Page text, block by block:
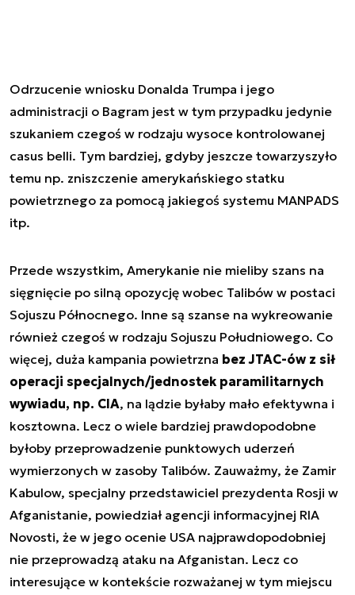
Odrzucenie wniosku Donalda Trumpa i jego
administracji o Bagram jest w tym przypadku jedynie
szukaniem czegoś w rodzaju wysoce kontrolowanej
casus belli. Tym bardziej, gdyby jeszcze towarzyszyło
temu np. zniszczenie amerykańskiego statku
powietrznego za pomocą jakiegoś systemu MANPADS
itp.
Przede wszystkim, Amerykanie nie mieliby szans na
sięgnięcie po silną opozycję wobec Talibów w postaci
Sojuszu Północnego. Inne są szanse na wykreowanie
również czegoś w rodzaju Sojuszu Południowego. Co
więcej, duża kampania powietrzna bez JTAC-ów z sił
operacji specjalnych/jednostek paramilitarnych
wywiadu, np. CIA, na lądzie byłaby mało efektywna i
kosztowna. Lecz o wiele bardziej prawdopodobne
byłoby przeprowadzenie punktowych uderzeń
wymierzonych w zasoby Talibów. Zauważmy, że Zamir
Kabulow, specjalny przedstawiciel prezydenta Rosji w
Afganistanie, powiedział agencji informacyjnej RIA
Novosti, że w jego ocenie USA najprawdopodobniej
nie przeprowadzą ataku na Afganistan. Lecz co
interesujące w kontekście rozważanej w tym miejscu